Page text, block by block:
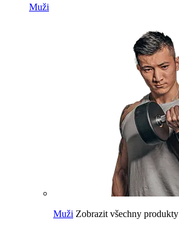
Muži
Muži Zobrazit všechny produkty